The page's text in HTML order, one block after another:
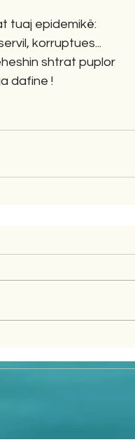
tuaj epidemikë:
korruptues...
shtrat puplor
dafine !